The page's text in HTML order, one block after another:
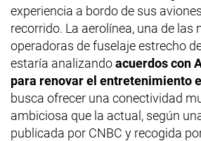
experiencia a bordo de sus
recorrido. La aerolínea, una de las
operadoras de fuselaje estrecho
estaría analizandoacuerdos con
para renovar el entretenimiento
busca ofrecer una conectividad
ambiciosa que la actual, según
publicada por CNBC y recogida